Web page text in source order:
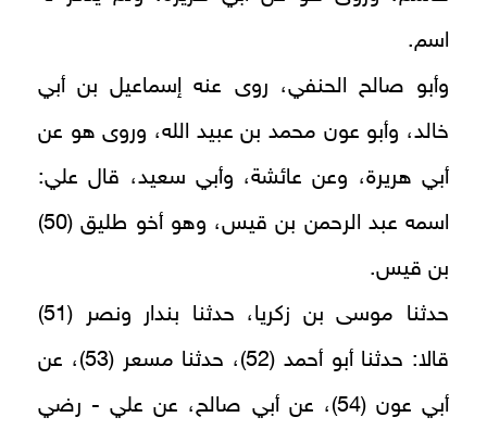
اسم.
وأبو صالح الحنفي، روى عنه إسماعيل بن أبي
خالد، وأبو عون محمد بن عبيد الله، وروى هو عن
أبي هريرة، وعن عائشة، وأبي سعيد، قال علي:
اسمه عبد الرحمن بن قيس، وهو أخو طليق (50)
بن قيس.
حدثنا موسى بن زكريا، حدثنا بندار ونصر (51)
قالا: حدثنا أبو أحمد (52)، حدثنا مسعر (53)، عن
أبي عون (54)، عن أبي صالح، عن علي - رضي